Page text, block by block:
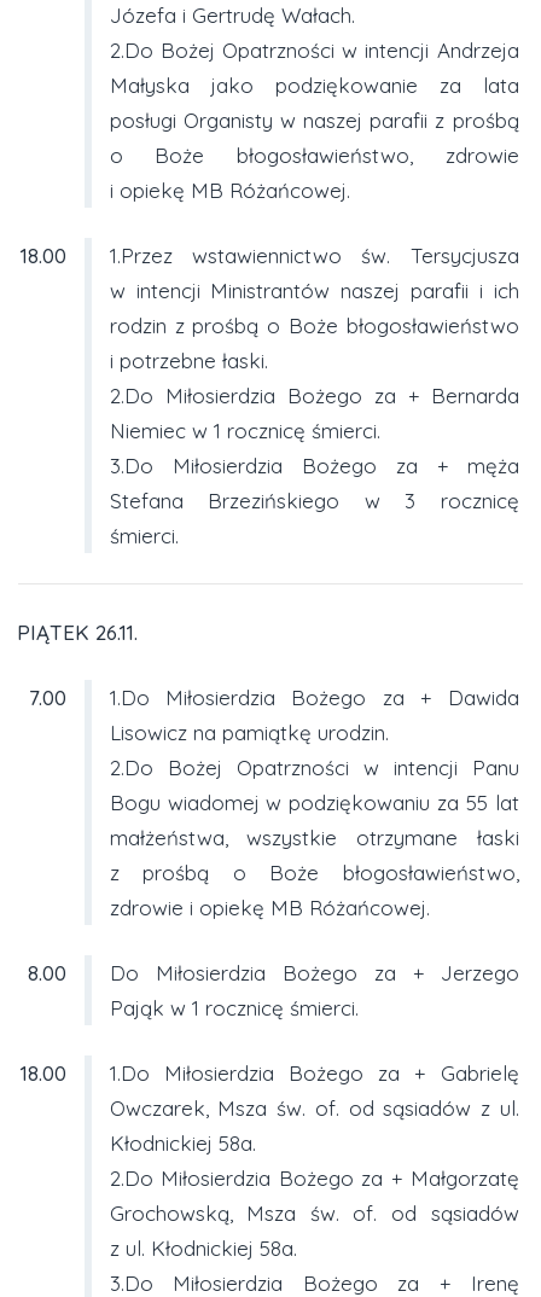
Józefa i Gertrudę Wałach.
2.Do Bożej Opatrzności w intencji Andrzeja
Małyska jako podziękowanie za lata
posługi Organisty w naszej parafii z prośbą
o Boże błogosławieństwo, zdrowie
i opiekę MB Różańcowej.
18.00
1.Przez wstawiennictwo św. Tersycjusza
w intencji Ministrantów naszej parafii i ich
rodzin z prośbą o Boże błogosławieństwo
i potrzebne łaski.
2.Do Miłosierdzia Bożego za + Bernarda
Niemiec w 1 rocznicę śmierci.
3.Do Miłosierdzia Bożego za + męża
Stefana Brzezińskiego w 3 rocznicę
śmierci.
PIĄTEK 26.11.
7.00
1.Do Miłosierdzia Bożego za + Dawida
Lisowicz na pamiątkę urodzin.
2.Do Bożej Opatrzności w intencji Panu
Bogu wiadomej w podziękowaniu za 55 lat
małżeństwa, wszystkie otrzymane łaski
z prośbą o Boże błogosławieństwo,
zdrowie i opiekę MB Różańcowej.
8.00
Do Miłosierdzia Bożego za + Jerzego
Pająk w 1 rocznicę śmierci.
18.00
1.Do Miłosierdzia Bożego za + Gabrielę
Owczarek, Msza św. of. od sąsiadów z ul.
Kłodnickiej 58a.
2.Do Miłosierdzia Bożego za + Małgorzatę
Grochowską, Msza św. of. od sąsiadów
z ul. Kłodnickiej 58a.
3.Do Miłosierdzia Bożego za + Irenę